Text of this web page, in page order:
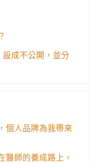
設成不公開，並分
個人品牌為我帶來
醫師的養成路上，